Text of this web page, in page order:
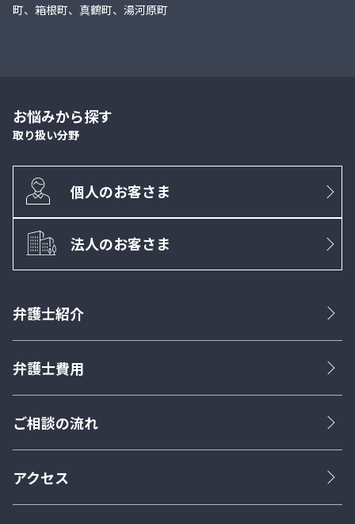
町、箱根町、真鶴町、湯河原町
お悩みから探す
取り扱い分野
個人のお客さま
法人のお客さま
弁護士紹介
弁護士費用
ご相談の流れ
アクセス